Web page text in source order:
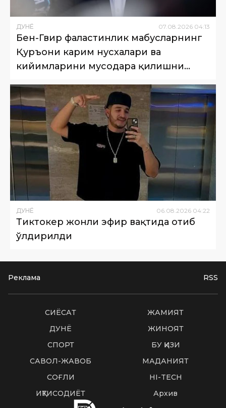
ДУНË 07.08.2026 04:13
Бен-Гвир фаластинлик маҳбусларнинг
Қуръони карим нусхалари ва
кийимларини мусодара қилишни
ДУНË 06 08 2026 04:22
Тиктокер жонли эфир вақтида отиб
ўлдирилди
Реклама RSS
СИËСАТ
ЖАМИЯТ
ДУНË
ЖИНОЯТ
СПОРТ
БУ ҚИЗИҚ
САВОЛ-ЖАВОБ
МАДАНИЯТ
СОҒЛИҚ
HI-TECH
ИҚТИСОДИЁТ
Архив